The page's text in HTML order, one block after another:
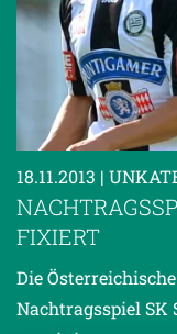
18.11.2013 |
FIXIERT
Die
Nachtragsspiel SK